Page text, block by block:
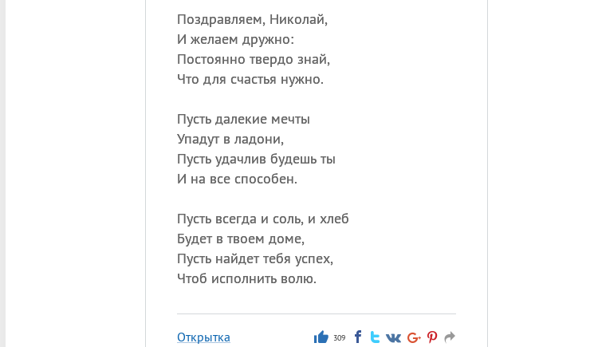
Поздравляем, Николай,
И желаем дружно:
Постоянно твердо знай,
Что для счастья нужно.
Пусть далекие мечты
Упадут в ладони,
Пусть удачлив будешь ты
И на все способен.
Пусть всегда и соль, и хлеб
Будет в твоем доме,
Пусть найдет тебя успех,
Чтоб исполнить волю.
Открытка 309